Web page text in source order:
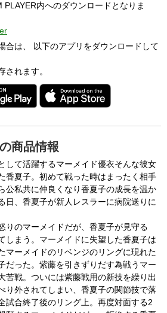
PLAYER内へのダウンロードとなりま
合は、 以下のアプリをダウンロードして
れます。
P
l
a
0:00 / 0:00
e
商品情報
して活躍するマーメイド優衣そんな彼女
香夏子。初めて戦った時はまったく相手